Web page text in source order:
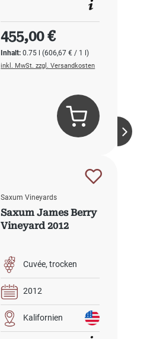
Inhalt:0.75 l(606,67 € / 1 l)
Regulärer Preis:
455,00 €
inkl. MwSt. zzgl. Versandkosten
Saxum Vineyards
Saxum James Berry
Vineyard 2012
Cuvée trocken
2012
Kalifornien